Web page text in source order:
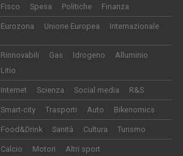
Fisco Spesa Politiche Finanza
Eurozona Unione Europea Internazionale
Rinnovabili Gas Idrogeno
Alluminio
Litio
Internet Scienza Social media R&S
Smart-city Trasporti Auto Bikenomics
Food&Drink Sanità Cultura Turismo
Calcio Motori Altri sport